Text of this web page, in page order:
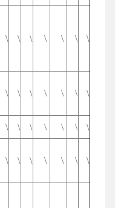
\ \ \ \ \ \ \
\ \ \ \ \ \ \
\ \ \ \ \ \ \
\ \ \ \ \ \ \